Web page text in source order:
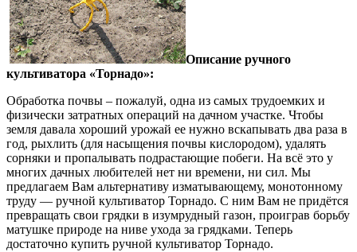
Описание ручного
культиватора «Торнадо»:
Обработка почвы – пожалуй, одна из самых трудоемких и
физически затратных операций на дачном участке. Чтобы
земля давала хороший урожай ее нужно вскапывать два раза в
год, рыхлить (для насыщения почвы кислородом), удалять
сорняки и пропалывать подрастающие побеги. На всё это у
многих дачных любителей нет ни времени, ни сил. Мы
предлагаем Вам альтернативу изматывающему, монотонному
труду — ручной культиватор Торнадо. С ним Вам не придётся
превращать свои грядки в изумрудный газон, проиграв борьбу
матушке природе на ниве ухода за грядками. Теперь
достаточно купить ручной культиватор Торнадо.